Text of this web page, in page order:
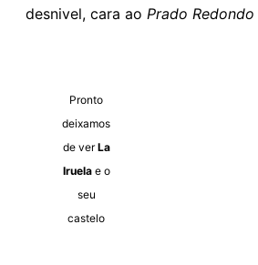
desnivel, cara ao Prado Redondo
Pronto
deixamos
de verLa
Iruelae o
seu
castelo